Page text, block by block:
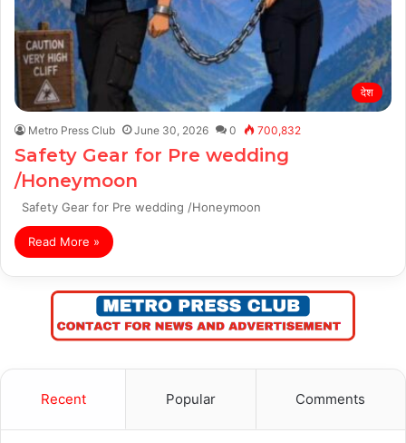
देश
Metro Press Club June 30, 2026 0 700,832
Safety Gear for Pre wedding
/Honeymoon
Safety Gear for Pre wedding /Honeymoon
Read More »
Recent Popular Comments